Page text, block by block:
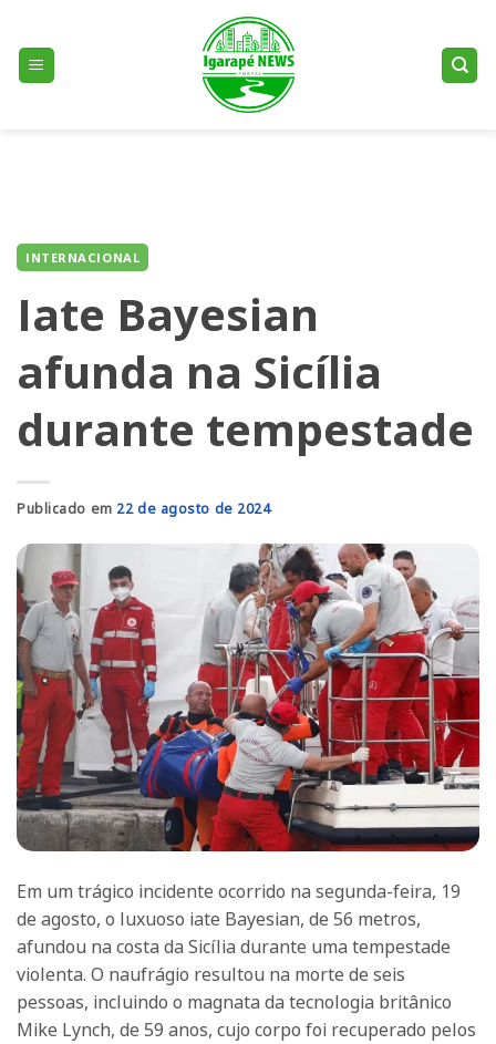
content
INTERNACIONAL
Iate Bayesian
afunda na Sicília
durante tempestade
Publicado em 22 de agosto de 2024
Em um trágico incidente ocorrido na segunda-feira, 19
de agosto, o luxuoso iate Bayesian, de 56 metros,
afundou na costa da Sicília durante uma tempestade
violenta. O naufrágio resultou na morte de seis
pessoas, incluindo o magnata da tecnologia britânico
Mike Lynch, de 59 anos, cujo corpo foi recuperado pelos